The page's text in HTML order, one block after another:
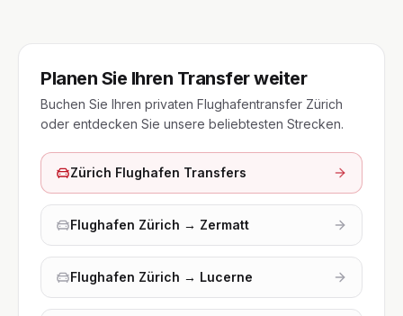
Planen Sie Ihren Transfer weiter
Buchen Sie Ihren privaten Flughafentransfer Zürich
oder entdecken Sie unsere beliebtesten Strecken.
Zürich Flughafen Transfers
Flughafen Zürich → Zermatt
Flughafen Zürich → Lucerne